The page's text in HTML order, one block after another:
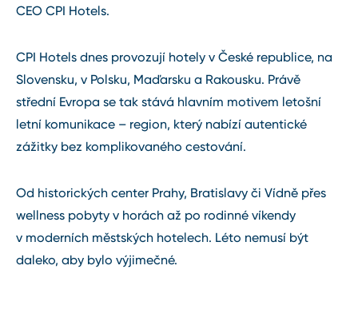
CEO CPI Hotels.
CPI Hotels dnes provozují hotely v České republice, na
Slovensku, v Polsku, Maďarsku a Rakousku. Právě
střední Evropa se tak stává hlavním motivem letošní
letní komunikace – region, který nabízí autentické
zážitky bez komplikovaného cestování.
Od historických center Prahy, Bratislavy či Vídně přes
wellness pobyty v horách až po rodinné víkendy
v moderních městských hotelech. Léto nemusí být
daleko, aby bylo výjimečné.